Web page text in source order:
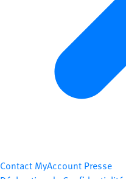
Contact MyAccount Presse